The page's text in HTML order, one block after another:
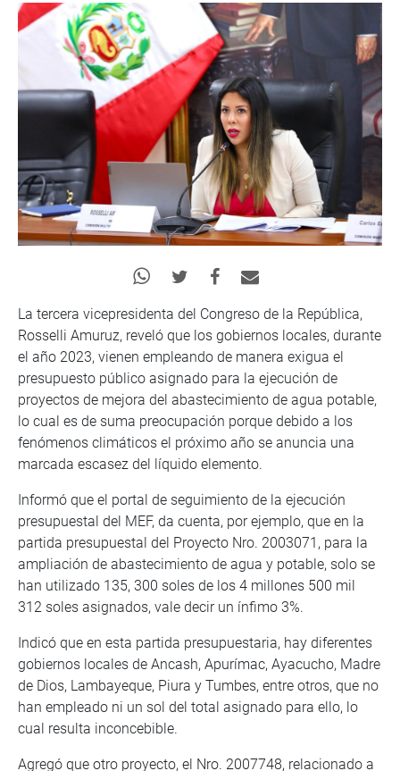
La tercera vicepresidenta del Congreso de la República,
Rosselli Amuruz, reveló que los gobiernos locales, durante
el año 2023, vienen empleando de manera exigua el
presupuesto público asignado para la ejecución de
proyectos de mejora del abastecimiento de agua potable,
lo cual es de suma preocupación porque debido a los
fenómenos climáticos el próximo año se anuncia una
marcada escasez del líquido elemento.
Informó que el portal de seguimiento de la ejecución
presupuestal del MEF, da cuenta, por ejemplo, que en la
partida presupuestal del Proyecto Nro. 2003071, para la
ampliación de abastecimiento de agua y potable, solo se
han utilizado 135, 300 soles de los 4 millones 500 mil
312 soles asignados, vale decir un ínfimo 3%.
Indicó que en esta partida presupuestaria, hay diferentes
gobiernos locales de Ancash, Apurímac, Ayacucho, Madre
de Dios, Lambayeque, Piura y Tumbes, entre otros, que no
han empleado ni un sol del total asignado para ello, lo
cual resulta inconcebible.
Agregó que otro proyecto, el Nro. 2007748, relacionado a